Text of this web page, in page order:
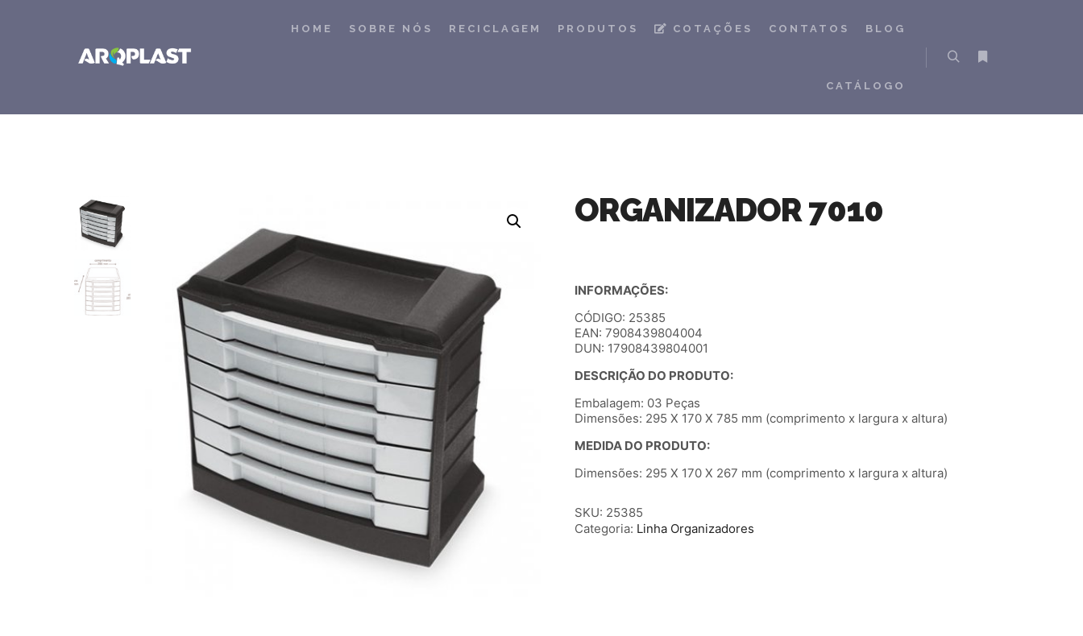
HOME SOBRE NÓS RECICLAGEM PRODUTOS COTAÇÕES CONTATOS BLOG
CATÁLOGO
ORGANIZADOR 7010
INFORMAÇÕES:
CÓDIGO: 25385
EAN: 7908439804004
DUN: 17908439804001
DESCRIÇÃO DO PRODUTO:
Embalagem: 03 Peças
Dimensões: 295 X 170 X 785 mm (comprimento x largura x altura)
MEDIDA DO PRODUTO:
Dimensões: 295 X 170 X 267 mm (comprimento x largura x altura)
SKU: 25385
Categoria: Linha Organizadores